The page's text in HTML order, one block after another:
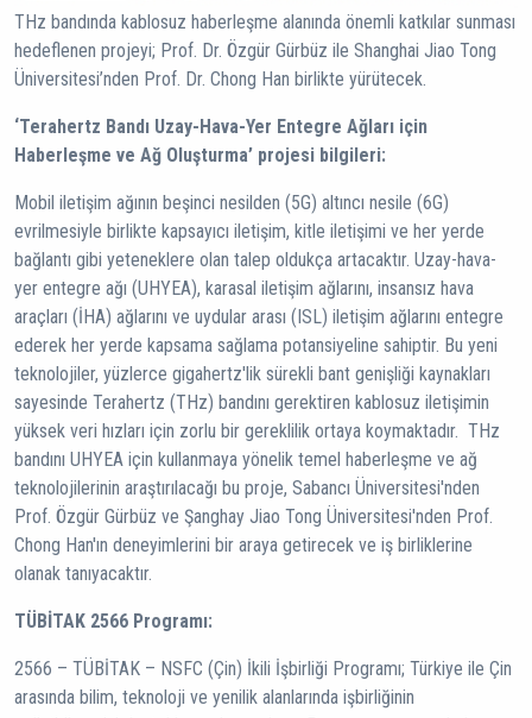
THz bandında kablosuz haberleşme alanında önemli katkılar sunması
hedeflenen projeyi; Prof. Dr. Özgür Gürbüz ile Shanghai Jiao Tong
Üniversitesi’nden Prof. Dr. Chong Han birlikte yürütecek.
‘Terahertz Bandı Uzay-Hava-Yer Entegre Ağları için
Haberleşme ve Ağ Oluşturma’ projesi bilgileri:
Mobil iletişim ağının beşinci nesilden (5G) altıncı nesile (6G)
evrilmesiyle birlikte kapsayıcı iletişim, kitle iletişimi ve her yerde
bağlantı gibi yeteneklere olan talep oldukça artacaktır. Uzay-hava-
yer entegre ağı (UHYEA), karasal iletişim ağlarını, insansız hava
araçları (İHA) ağlarını ve uydular arası (ISL) iletişim ağlarını entegre
ederek her yerde kapsama sağlama potansiyeline sahiptir. Bu yeni
teknolojiler, yüzlerce gigahertz'lik sürekli bant genişliği kaynakları
sayesinde Terahertz (THz) bandını gerektiren kablosuz iletişimin
yüksek veri hızları için zorlu bir gereklilik ortaya koymaktadır. THz
bandını UHYEA için kullanmaya yönelik temel haberleşme ve ağ
teknolojilerinin araştırılacağı bu proje, Sabancı Üniversitesi'nden
Prof. Özgür Gürbüz ve Şanghay Jiao Tong Üniversitesi'nden Prof.
Chong Han'ın deneyimlerini bir araya getirecek ve iş birliklerine
olanak tanıyacaktır.
TÜBİTAK 2566 Programı:
2566 – TÜBİTAK – NSFC (Çin) İkili İşbirliği Programı; Türkiye ile Çin
arasında bilim, teknoloji ve yenilik alanlarında işbirliğinin